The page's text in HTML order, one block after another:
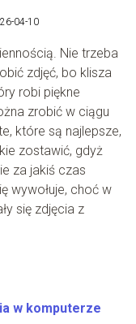
04-10
Nie trzeba
zdjęć, bo klisza
robi piękne
zrobić w ciągu
które są najlepsze,
zostawić, gdyż
za jakiś czas
wywołuje, choć w
się zdjęcia z
w komputerze